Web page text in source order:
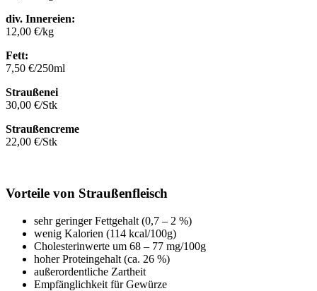
div. Innereien:
12,00 €/kg
Fett:
7,50 €/250ml
Straußenei
30,00 €/Stk
Straußencreme
22,00 €/Stk
Vorteile von Straußenfleisch
sehr geringer Fettgehalt (0,7 – 2 %)
wenig Kalorien (114 kcal/100g)
Cholesterinwerte um 68 – 77 mg/100g
hoher Proteingehalt (ca. 26 %)
außerordentliche Zartheit
Empfänglichkeit für Gewürze